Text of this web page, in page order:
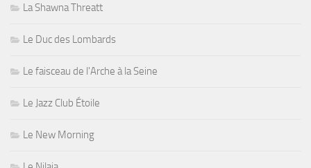
La Shawna Threatt
Le Duc des Lombards
Le faisceau de l'Arche à la Seine
Le Jazz Club Étoile
Le New Morning